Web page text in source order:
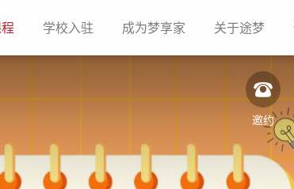
(current)学校入驻(current)成为梦享家(current)关于途梦
邀约